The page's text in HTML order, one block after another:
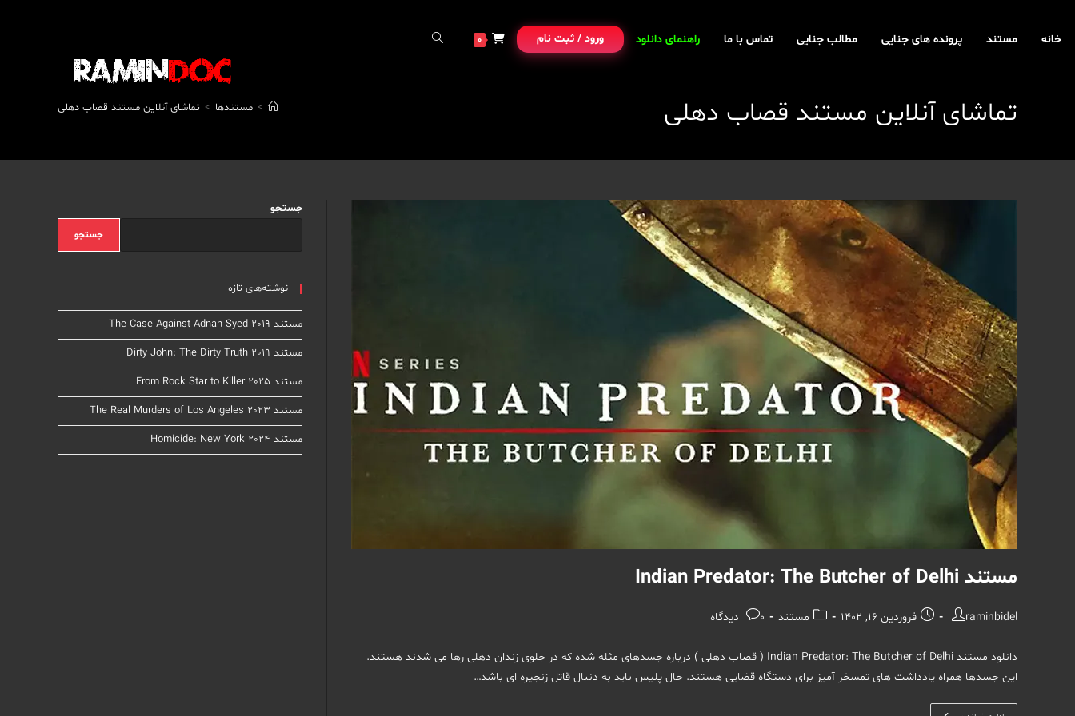
خانه مستند پرونده های جنایی مطالب جنایی تماس با ما راهنمای دانلود ورود / ثبت نام 0
تماشای آنلاین مستند قصاب دهلی > مستندها > تماشای آنلاین مستند قصاب دهلی
مستند Indian Predator: The Butcher of Delhi
نویسندهٔ
raminbidel
نوشته
شده
است:
فروردین 16, 1402
دسته‌مستند
نظرات0 دیدگاه
دانلود مستند Indian Predator: The Butcher of Delhi ( قصاب دهلی ) درباره جسدهای مثله شده که در جلوی زندان دهلی رها می شدند هستند.
این جسدها همراه یادداشت های تمسخر آمیز برای دستگاه قضایی هستند. حال پلیس باید به دنبال قاتل زنجیره ای باشد…
جستجو
جستجو
نوشته‌های تازه
مستند The Case Against Adnan Syed 2019
مستند Dirty John: The Dirty Truth 2019
مستند From Rock Star to Killer 2025
مستند The Real Murders of Los Angeles 2023
مستند Homicide: New York 2024